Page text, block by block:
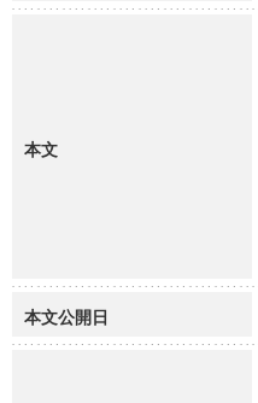
本文
本文公開日